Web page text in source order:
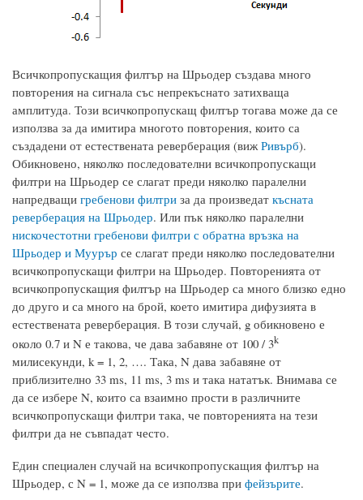
Всичкопропускащия филтър на Шрьодер създава много
повторения на сигнала със непрекъснато затихваща
амплитуда. Този всичкопропускащ филтър тогава може да се
използва за да имитира многото повторения, които са
създадени от естествената реверберация (виж Ривърб).
Обикновено, няколко последователни всичкопропускащи
филтри на Шрьодер се слагат преди няколко паралелни
напредващи гребенови филтри за да произведат късната
реверберация на Шрьодер. Или пък няколко паралелни
нискочестотни гребенови филтри с обратна връзка на
Шрьодер и Муурър се слагат преди няколко последователни
всичкопропускащи филтри на Шрьодер. Повторенията от
всичкопропускащия филтър на Шрьодер са много близко едно
до друго и са много на брой, което имитира дифузията в
естествената реверберация. В този случай, g обикновено е
около 0.7 и N е такова, че дава забавяне от 100 / 3k
милисекунди, k = 1, 2, …. Така, N дава забавяне от
приблизително 33 ms, 11 ms, 3 ms и така нататък. Внимава се
да се избере N, които са взаимно прости в различните
всичкопропускащи филтри така, че повторенията на тези
филтри да не съвпадат често.
Един специален случай на всичкопропускащия филтър на
Шрьодер, с N = 1, може да се използва при фейзърите.